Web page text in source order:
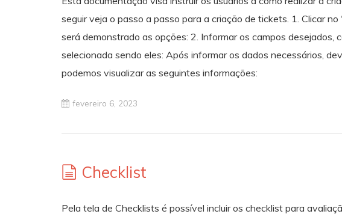
seguir veja o passo a passo para a criação de tickets. 1. Clicar
será demonstrado as opções: 2. Informar os campos desejados,
selecionada sendo eles: Após informar os dados necessários,
podemos visualizar as seguintes informações:
fevereiro 6, 2023
Checklist
Pela tela de Checklists é possível incluir os checklist para